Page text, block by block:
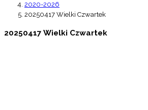
2020-2026
20250417 Wielki Czwartek
20250417 Wielki Czwartek